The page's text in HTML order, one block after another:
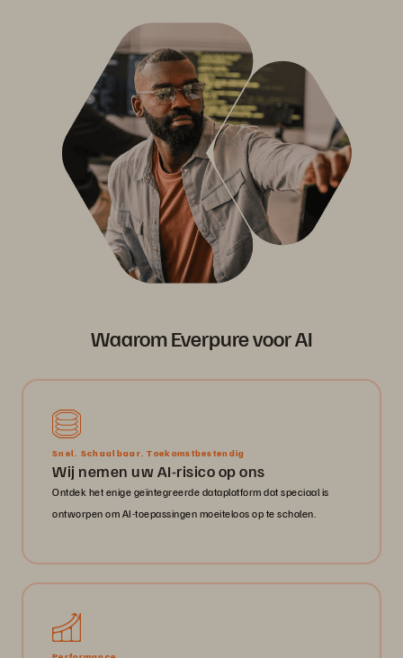
Waarom Everpure voor AI
Snel. Schaalbaar. Toekomstbestendig
Wij nemen uw AI-risico op ons
Ontdek het enige geïntegreerde dataplatform dat speciaal is
ontworpen om AI-toepassingen moeiteloos op te schalen.